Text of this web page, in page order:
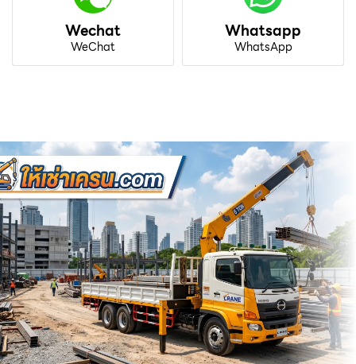
Wechat
WeChat
Whatsapp
WhatsApp